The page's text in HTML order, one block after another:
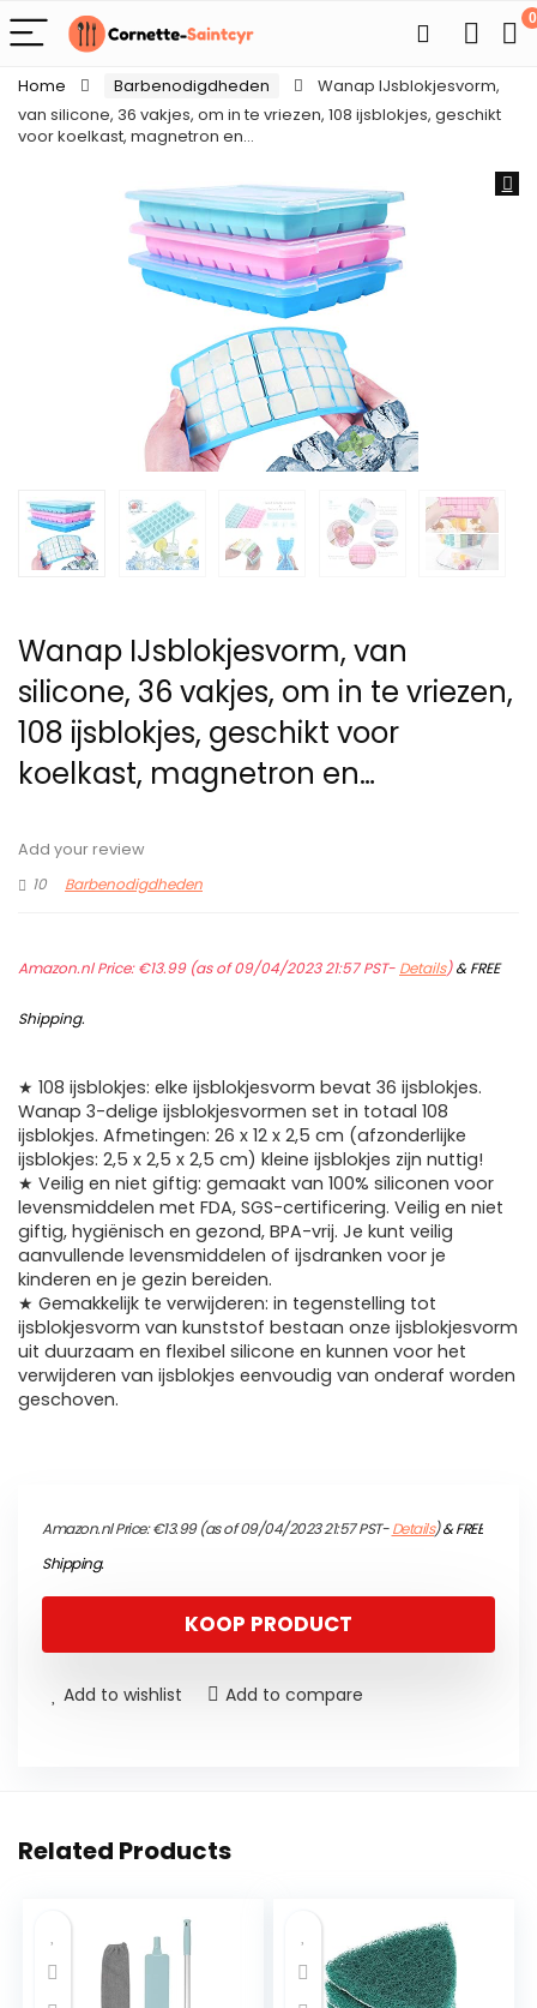
0
Home Barbenodigdheden
Wanap IJsblokjesvorm,
van silicone, 36 vakjes, om in te vriezen, 108 ijsblokjes, geschikt
voor koelkast, magnetron en…
Wanap IJsblokjesvorm, van
silicone, 36 vakjes, om in te vriezen,
108 ijsblokjes, geschikt voor
koelkast, magnetron en…
Add your review
10
Barbenodigdheden
Amazon.nl Price:€13.99(as of 09/04/2023 21:57 PST- Details)&FREE
Shipping.
★ 108 ijsblokjes: elke ijsblokjesvorm bevat 36 ijsblokjes.
Wanap 3-delige ijsblokjesvormen set in totaal 108
ijsblokjes. Afmetingen: 26 x 12 x 2,5 cm (afzonderlijke
ijsblokjes: 2,5 x 2,5 x 2,5 cm) kleine ijsblokjes zijn nuttig!
★ Veilig en niet giftig: gemaakt van 100% siliconen voor
levensmiddelen met FDA, SGS-certificering. Veilig en niet
giftig, hygiënisch en gezond, BPA-vrij. Je kunt veilig
aanvullende levensmiddelen of ijsdranken voor je
kinderen en je gezin bereiden.
★ Gemakkelijk te verwijderen: in tegenstelling tot
ijsblokjesvorm van kunststof bestaan onze ijsblokjesvorm
uit duurzaam en flexibel silicone en kunnen voor het
verwijderen van ijsblokjes eenvoudig van onderaf worden
geschoven.
Amazon.nl Price:€13.99(as of 09/04/2023 21:57 PST-Details)&FREE
Shipping.
KOOP PRODUCT
Add to wishlist Add to compare
Related Products